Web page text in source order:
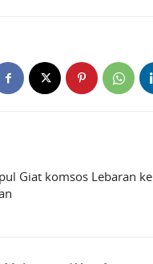
Giat komsos Lebaran ke